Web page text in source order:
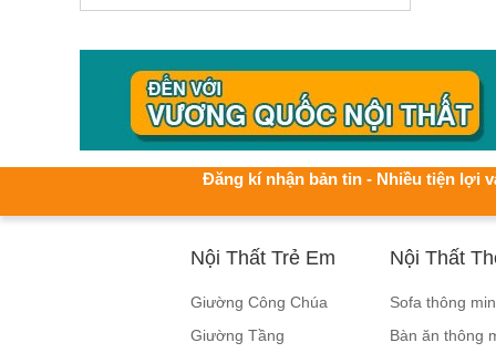
Đăng kí nhận bản tin - Nhiều tiện lợi
Nội Thất Trẻ Em
Giường Công Chúa
Giường Tầng
Nội Thất
Sofa thông
Bàn ăn thông